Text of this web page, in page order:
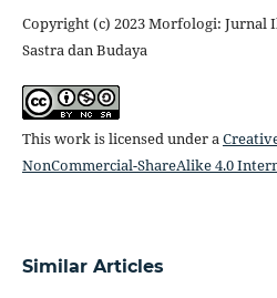
Copyright (c) 2023 Morfologi: Jurnal
Sastra dan Budaya
This work is licensed under a
NonCommercial-ShareAlike 4.0
Similar Articles